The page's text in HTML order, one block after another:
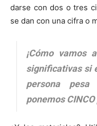
darse con dos o tres
se dan con una cifra o
¡Cómo vamos
significativas si
persona
ponemos